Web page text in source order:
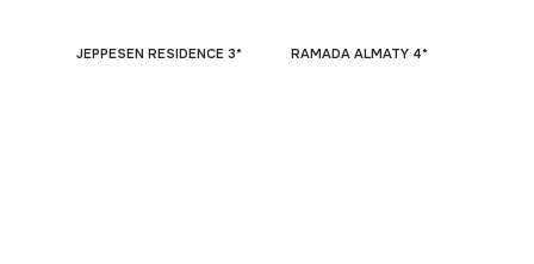
JEPPESEN RESIDENCE 3* RAMADA ALMATY 4*